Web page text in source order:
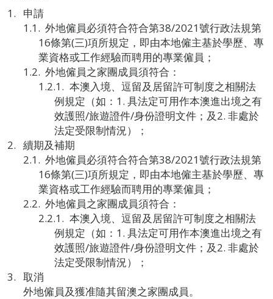
申請
外地僱員必須符合符合第38/2021號行政法規第
16條第(三)項所規定，即由本地僱主基於學歷、專
業資格或工作經驗而聘用的專業僱員；
外地僱員之家團成員須符合：
本澳入境、逗留及居留許可制度之相關法
例規定（如：1. 具法定可用作本澳進出境之有
效護照/旅遊證件/身份證明文件；及2. 非處於
法定受限制情況）；
續期及補期
外地僱員必須符合符合第38/2021號行政法規第
16條第(三)項所規定，即由本地僱主基於學歷、專
業資格或工作經驗而聘用的專業僱員；
外地僱員之家團成員須符合：
本澳入境、逗留及居留許可制度之相關法
例規定（如：1. 具法定可用作本澳進出境之有
效護照/旅遊證件/身份證明文件；及2. 非處於
法定受限制情況）；
取消
外地僱員及獲准隨其留澳之家團成員。